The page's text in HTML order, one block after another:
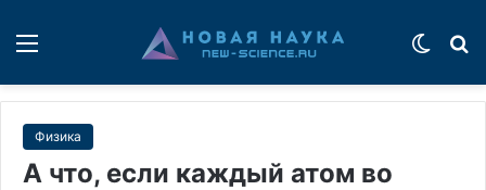
Физика
А что, если каждый атом во